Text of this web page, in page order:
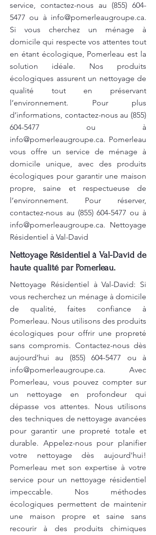
service, contactez-nous au (855) 604-
5477 ou à info@pomerleaugroupe.ca.
Si vous cherchez un ménage à
domicile qui respecte vos attentes tout
en étant écologique, Pomerleau est la
solution idéale. Nos produits
écologiques assurent un nettoyage de
qualité tout en préservant
l’environnement. Pour plus
d’informations, contactez-nous au (855)
604-5477 ou à
info@pomerleaugroupe.ca. Pomerleau
vous offre un service de ménage à
domicile unique, avec des produits
écologiques pour garantir une maison
propre, saine et respectueuse de
l’environnement. Pour réserver,
contactez-nous au (855) 604-5477 ou à
info@pomerleaugroupe.ca. Nettoyage
Résidentiel à Val-David
Nettoyage Résidentiel à Val-David de
haute qualité par Pomerleau.
Nettoyage Résidentiel à Val-David: Si
vous recherchez un ménage à domicile
de qualité, faites confiance à
Pomerleau. Nous utilisons des produits
écologiques pour offrir une propreté
sans compromis. Contactez-nous dès
aujourd’hui au (855) 604-5477 ou à
info@pomerleaugroupe.ca. Avec
Pomerleau, vous pouvez compter sur
un nettoyage en profondeur qui
dépasse vos attentes. Nous utilisons
des techniques de nettoyage avancées
pour garantir une propreté totale et
durable. Appelez-nous pour planifier
votre nettoyage dès aujourd'hui!
Pomerleau met son expertise à votre
service pour un nettoyage résidentiel
impeccable. Nos méthodes
écologiques permettent de maintenir
une maison propre et saine sans
recourir à des produits chimiques